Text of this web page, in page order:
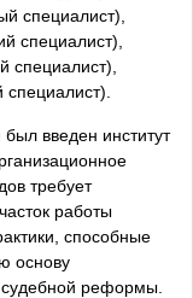
специалист),
специалист),
специалист),
введен институт
требует
работы
способные
основу
судебной реформы.